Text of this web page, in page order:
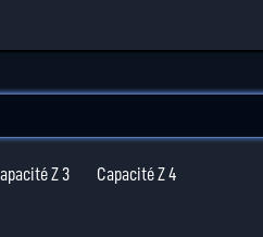
Z 3 Capacité Z 4